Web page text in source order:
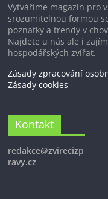
Vytváříme magazín pro
srozumitelnou formou
poznatky a trendy v
Najdete u nás ale i
hospodářských zvířat.
Zásady zpracování
Zásady cookies
Kontakt
redakce@zvirecizp
ravy.cz